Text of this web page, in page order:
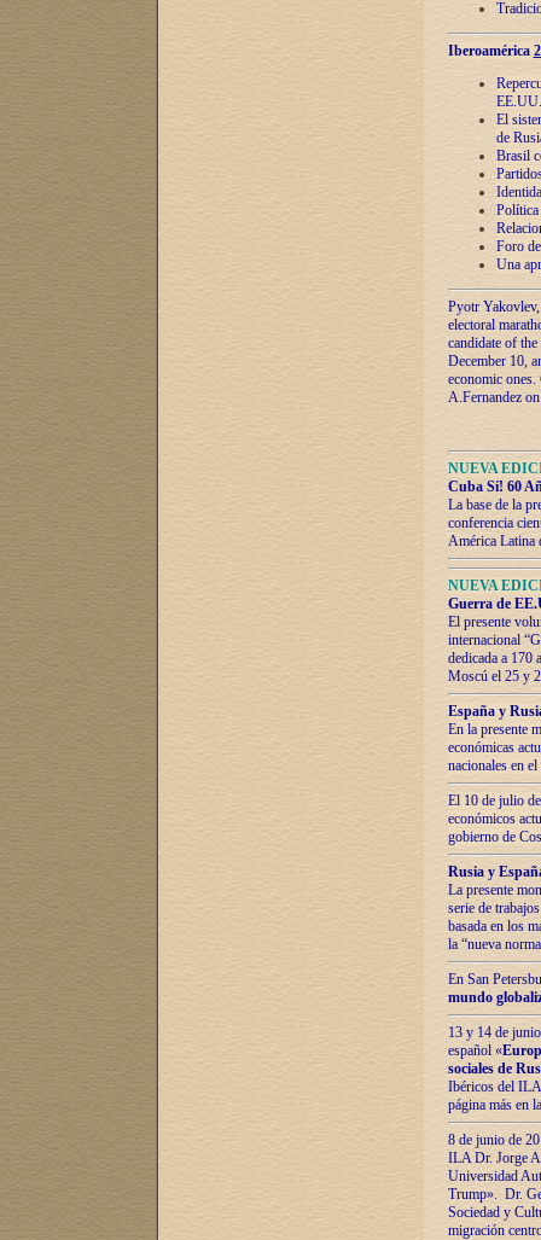
Iberoamérica
EE.UU.
El
de
Brasil
Política
Foro
Una
Pyotr
electoral
candidate of
December 10,
economic
A.Fernandez
NUEVA
Cuba Sí! 60
La base de la
conferencia
América Latina
NUEVA
Guerra de
El presente
internacional
dedicada a 170
Moscú el 25 y
España y
En la presente
económicas
nacionales en
El 10 de julio
económicos
gobierno de
Rusia y
La presente
serie de
basada en los
la “nueva
En San
mundo
13 y 14 de
español «
sociales de
Ibéricos del ILA
página más en
8 de junio de
ILA Dr. Jorge
Universidad
Trump». Dr.
Sociedad y
migración